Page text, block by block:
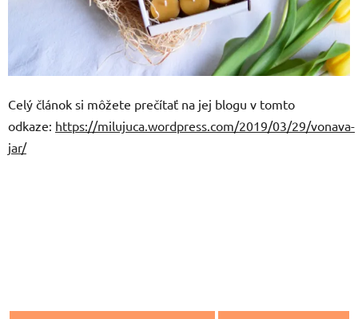
Celý článok si môžete prečítať na jej blogu v tomto
odkaze: https://milujuca.wordpress.com/2019/03/29/vonava-
jar/